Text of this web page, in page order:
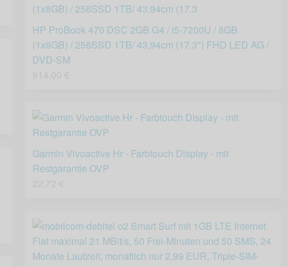
HP ProBook 470 DSC 2GB G4 / i5-7200U / 8GB
(1x8GB) / 256SSD 1TB/ 43,94cm (17.3") FHD LED AG /
DVD-SM
Garmin Vivoactive Hr - Farbtouch Display - mit
Restgarantie OVP